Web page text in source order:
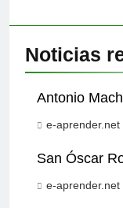
Noticias
Antonio
e-aprender.net
San Óscar
e-aprender.net